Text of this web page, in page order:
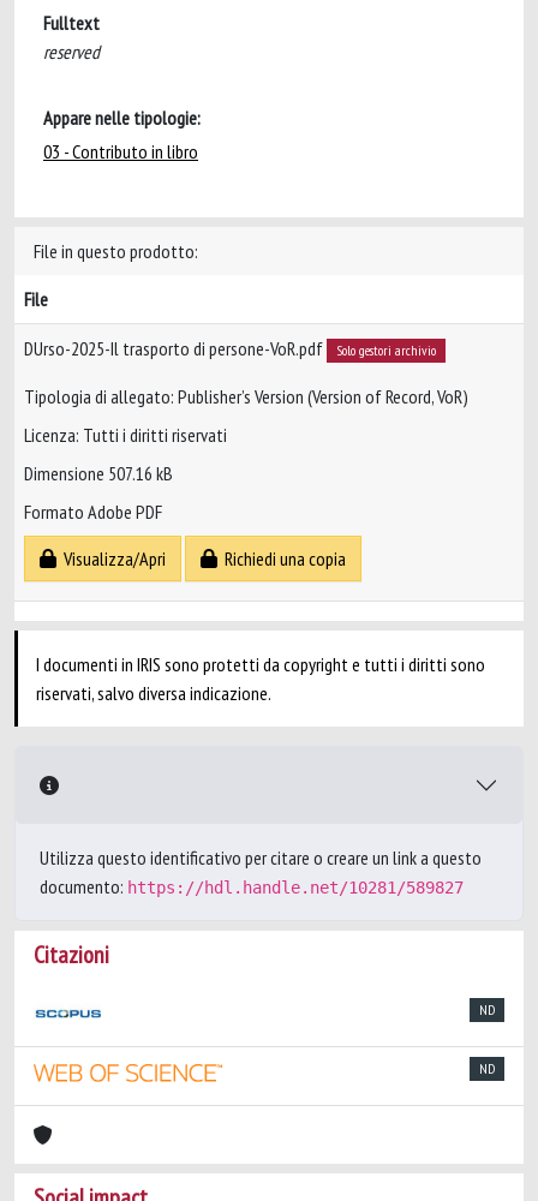
Fulltext
reserved
Appare nelle tipologie:
03 - Contributo in libro
File in questo prodotto:
File
DUrso-2025-Il trasporto di persone-VoR.pdf Solo gestori archivio
Tipologia di allegato: Publisher’s Version (Version of Record, VoR)
Licenza: Tutti i diritti riservati
Dimensione 507.16 kB
Formato Adobe PDF
Visualizza/Apri
Richiedi una copia
I documenti in IRIS sono protetti da copyright e tutti i diritti sono
riservati, salvo diversa indicazione.
Utilizza questo identificativo per citare o creare un link a questo
documento: https://hdl.handle.net/10281/589827
Citazioni
ND
ND